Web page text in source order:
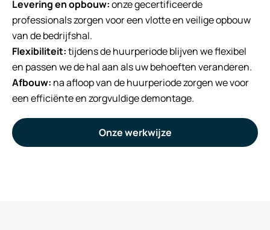
Levering en opbouw:onze gecertificeerde
professionals zorgen voor een vlotte en veilige opbouw
van de bedrijfshal.
Flexibiliteit:tijdens de huurperiode blijven we flexibel
en passen we de hal aan als uw behoeften veranderen.
Afbouw: na afloop van de huurperiode zorgen we voor
een efficiënte en zorgvuldige demontage.
Onze werkwijze